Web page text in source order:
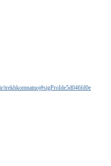
trekhkomnatnoj#sigProIde5d046fd0e